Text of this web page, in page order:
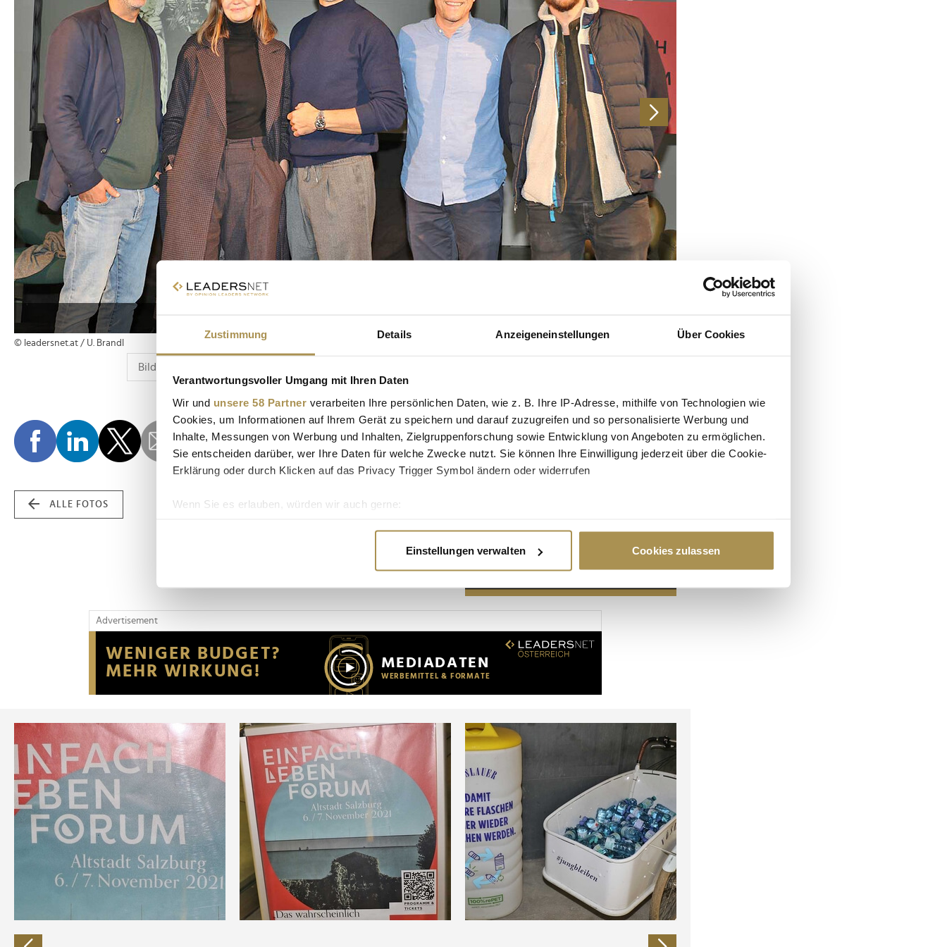
Zustimmung Details Anzeigeneinstellungen Über Cookies
Verantwortungsvoller Umgang mit Ihren Daten
Wir und unsere 58 Partner verarbeiten Ihre persönlichen Daten, wie z. B. Ihre IP-Adresse, mithilfe von Technologien wie
Cookies, um Informationen auf Ihrem Gerät zu speichern und darauf zuzugreifen und so personalisierte Werbung und
Inhalte, Messungen von Werbung und Inhalten, Zielgruppenforschung sowie Entwicklung von Angeboten zu ermöglichen.
Sie entscheiden darüber, wer Ihre Daten für welche Zwecke nutzt. Sie können Ihre Einwilligung jederzeit über die Cookie-
Erklärung oder durch Klicken auf das Privacy Trigger Symbol ändern oder widerrufen
Wenn Sie es erlauben, würden wir auch gerne:
Erfahren Sie mehr darüber, wie Ihre persönlichen Daten verarbeitet werden, und legen Sie Ihre Präferenzen im
Wir verwenden Cookies, um Inhalte und Anzeigen zu personalisieren, Funktionen für soziale Medien anbieten zu können
Website an unsere Partner für soziale Medien, Werbung und Analysen weiter. Unsere Partner führen diese Informationen
möglicherweise mit weiteren Daten zusammen, die Sie ihnen bereitgestellt haben oder die sie im Rahmen Ihrer Nutzung
der Dienste gesammelt haben.
Einstellungen verwalten Cookies zulassen
© leadersnet.at / U. Brandl
ALLE FOTOS
Advertisement
Advertisement